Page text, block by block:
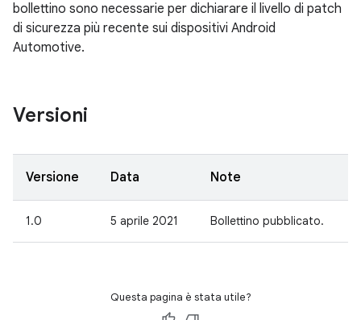
bollettino sono necessarie per dichiarare il livello di patch
di sicurezza più recente sui dispositivi Android
Automotive.
Versioni
Versione Data Note
1.0 5 aprile 2021 Bollettino pubblicato.
Questa pagina è stata utile?